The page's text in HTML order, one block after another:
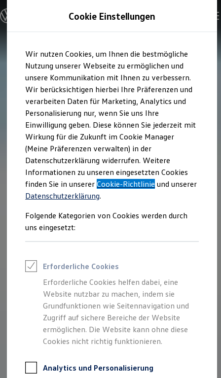
Hauptinhalt
springen
Footer
springen
Modelle & Konfigurator
Nutzfahrzeugkategorien entdecken
Modelle konfigurieren
Vorgängermodelle und Oldtimer
Vorgängermodelle
Oldtimer
Bulli Historie
Branchenlösungen & Gewerbekunden
Umbaulösungen und Hersteller finden
Auf- und Umbauten entdecken & konfigurieren
Groß- und Sonderkunden
Großkunden
Kommunen & Behörden
Journalisten
Sportvereine
Branchenlösungen
Bau & Handwerk
Gewerbliche Personenbeförderung
Service & mobile Werkstätten
Kurier, Logistik & Handel
Kühlfahrzeuge
Feuerwehr
ONE Business ID Vorteile
Fahrzeuge online kaufen
Digitaler Marktplatz
Kauf & Finanzierung
Online-Fahrzeugbewertung
Aktionen & Angebote
E-Auto-Förderung
Für Privatkunden
Für Gewerbekunden
Profi Paket
ProfiPartner für Gebrauchtwagen
Cookie Einstellungen
Wir nutzen Cookies, um Ihnen die bestmögliche
Nutzung unserer Webseite zu ermöglichen und
unsere Kommunikation mit Ihnen zu verbessern.
Wir berücksichtigen hierbei Ihre Präferenzen und
verarbeiten Daten für Marketing, Analytics und
Personalisierung nur, wenn Sie uns Ihre
Einwilligung geben. Diese können Sie jederzeit mit
Wirkung für die Zukunft im Cookie Manager
(Meine Präferenzen verwalten) in der
Datenschutzerklärung widerrufen. Weitere
Informationen zu unseren eingesetzten Cookies
finden Sie in unsererCookie-Richtlinie und unserer
Datenschutzerklärung.
Folgende Kategorien von Cookies werden durch
uns eingesetzt:
Erforderliche Cookies
Erforderliche Cookies helfen dabei, eine
Website nutzbar zu machen, indem sie
Grundfunktionen wie Seitennavigation und
Zugriff auf sichere Bereiche der Website
ermöglichen. Die Website kann ohne diese
Cookies nicht richtig funktionieren.
Analytics und Personalisierung